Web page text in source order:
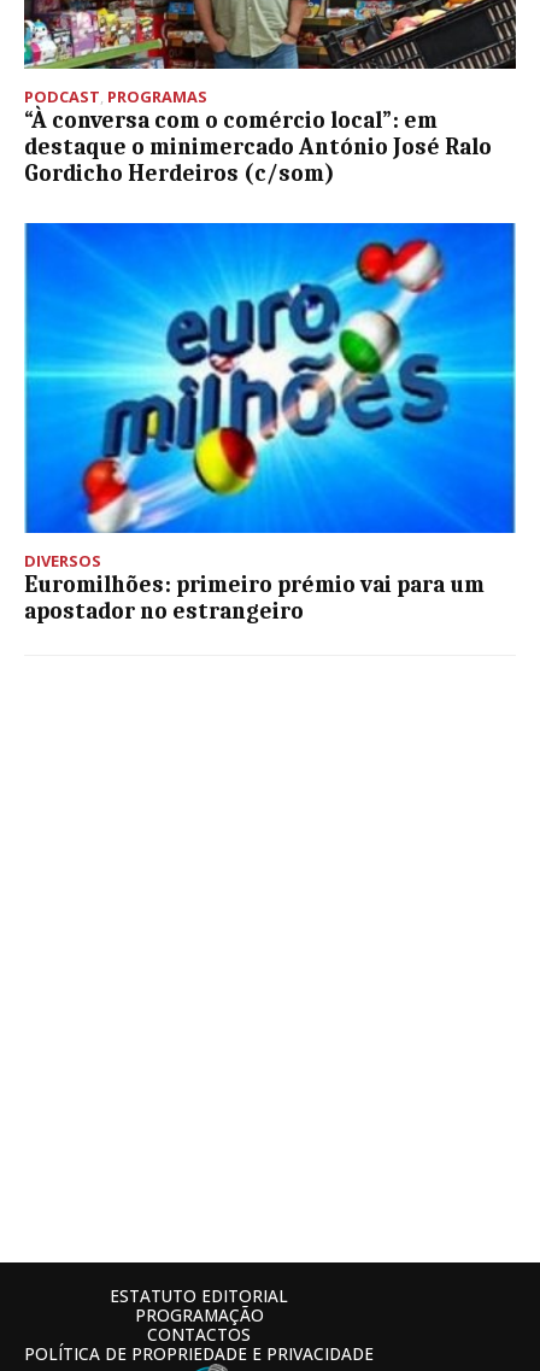
PODCAST, PROGRAMAS
“À conversa com o comércio local”: em
destaque o minimercado António José Ralo
Gordicho Herdeiros (c/som)
DIVERSOS
Euromilhões: primeiro prémio vai para um
apostador no estrangeiro
ESTATUTO EDITORIAL
PROGRAMAÇÃO
CONTACTOS
POLÍTICA DE PROPRIEDADE E PRIVACIDADE